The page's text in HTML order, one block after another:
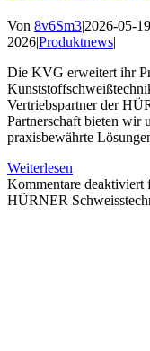
Von 8v6Sm3|2026-05-
2026|Produktnews|
Die KVG erweitert ihr
Vertriebspartner der
Partnerschaft bieten wir
praxisbewährte
Weiterlesen
Kommentare deaktiviert
HÜRNER